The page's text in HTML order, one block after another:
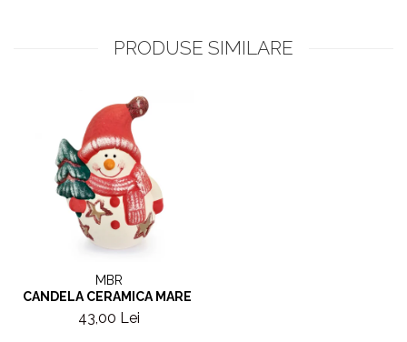
PRODUSE SIMILARE
MBR
CANDELA CERAMICA MARE - OM DE ZAPADA
43,00 Lei